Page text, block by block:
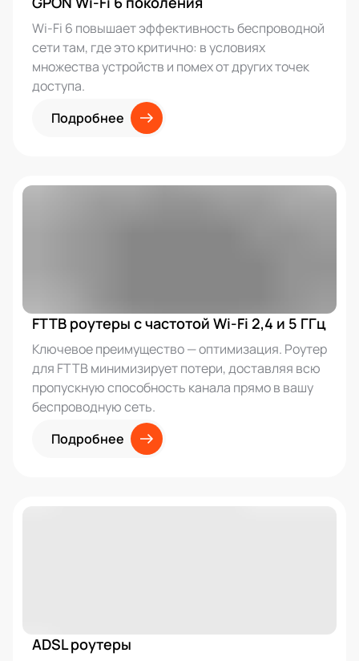
Wi-Fi 6 повышает эффективность беспроводной
сети там, где это критично: в условиях
множества устройств и помех от других точек
доступа.
Подробнее
FTTB роутеры с частотой Wi-Fi 2,4 и 5 ГГц
Ключевое преимущество — оптимизация. Роутер
для FTTB минимизирует потери, доставляя всю
пропускную способность канала прямо в вашу
беспроводную сеть.
Подробнее
ADSL роутеры